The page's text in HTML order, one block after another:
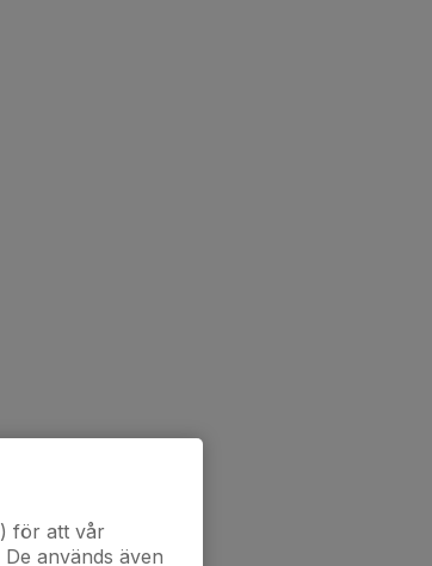
för att vår
används även